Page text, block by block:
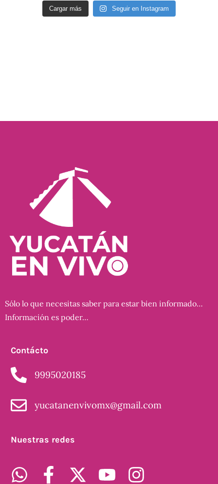
Cargar más Seguir en Instagram
Sólo lo que necesitas saber para estar bien informado…
Información es poder…
Contácto
9995020185
yucatanenvivomx@gmail.com
Nuestras redes